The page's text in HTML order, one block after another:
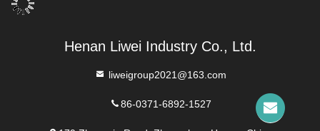
Henan Liwei Industry Co., Ltd.
liweigroup2021@163.com
86-0371-6892-1527